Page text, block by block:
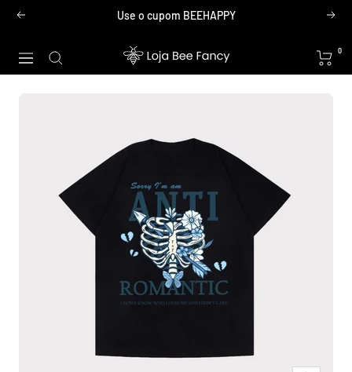
Pular
conteúdo
Anterior Use o cupom BEEHAPPY
Navegação
Loja
Bee
0